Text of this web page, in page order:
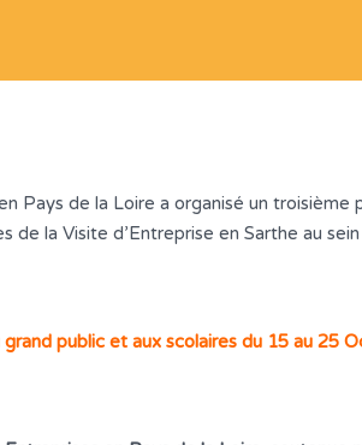
Pays de la Loire a organisé un
de la Visite d’Entreprise en Sarthe au
grand public et aux scolaires du 15 au 25